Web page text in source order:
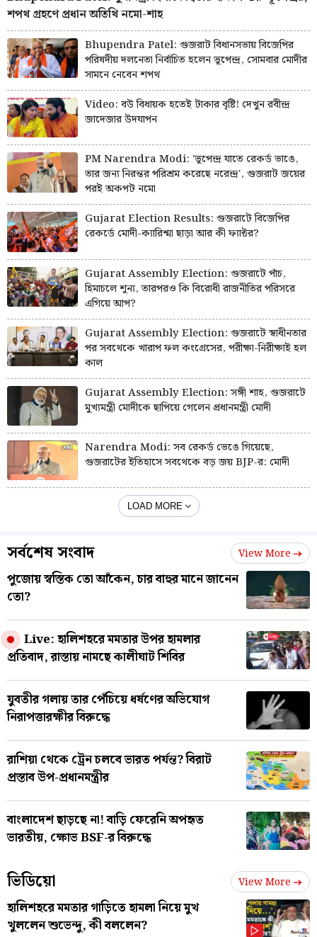
শপথ গ্রহণে প্রধান অতিথি নমো-শাহ
Bhupendra Patel: গুজরাট বিধানসভায় বিজেপির
পরিষদীয় দলনেতা নির্বাচিত হলেন ভূপেন্দ্র, সোমবার মোদীর
সামনে নেবেন শপথ
Video: বউ বিধায়ক হতেই টাকার বৃষ্টি! দেখুন রবীন্দ্র
জাদেজার উদযাপন
PM Narendra Modi: 'ভূপেন্দ্র যাতে রেকর্ড ভাঙে,
তার জন্য নিরন্তর পরিশ্রম করেছে নরেন্দ্র', গুজরাট জয়ের
পরই অকপট নমো
Gujarat Election Results: গুজরাটে বিজেপির
রেকর্ডে মোদী-ক্যারিশ্মা ছাড়া আর কী ফ্যাক্টর?
Gujarat Assembly Election: গুজরাটে পাঁচ,
হিমাচলে শূন্য, তারপরও কি বিরোধী রাজনীতির পরিসরে
এগিয়ে আপ?
Gujarat Assembly Election: গুজরাটে স্বাধীনতার
পর সবথেকে খারাপ ফল কংগ্রেসের, পরীক্ষা-নিরীক্ষাই হল
কাল
Gujarat Assembly Election: সঙ্গী শাহ, গুজরাটে
মুখ্যমন্ত্রী মোদীকে ছাপিয়ে গেলেন প্রধানমন্ত্রী মোদী
Narendra Modi: সব রেকর্ড ভেঙে গিয়েছে,
গুজরাটের ইতিহাসে সবথেকে বড় জয় BJP-র: মোদী
LOAD MORE
সর্বশেষ সংবাদ View More
পুজোয় স্বস্তিক তো আঁকেন, চার বাহুর মানে জানেন
তো?
Live: হালিশহরে মমতার উপর হামলার
প্রতিবাদ, রাস্তায় নামছে কালীঘাট শিবির
যুবতীর গলায় তার পেঁচিয়ে ধর্ষণের অভিযোগ
নিরাপত্তারক্ষীর বিরুদ্ধে
রাশিয়া থেকে ট্রেন চলবে ভারত পর্যন্ত? বিরাট
প্রস্তাব উপ-প্রধানমন্ত্রীর
বাংলাদেশ ছাড়ছে না! বাড়ি ফেরেনি অপহৃত
ভারতীয়, ক্ষোভ BSF-র বিরুদ্ধে
ভিডিয়ো View More
হালিশহরে মমতার গাড়িতে হামলা নিয়ে মুখ
খুললেন শুভেন্দু, কী বললেন?